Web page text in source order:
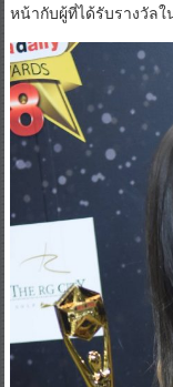
หน้ากับผู้ที่ได้รับรางวัล